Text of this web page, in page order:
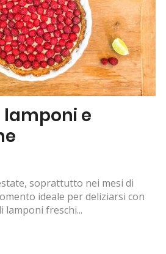
e
soprattutto nei mesi di
ideale per deliziarsi con
lamponi freschi...